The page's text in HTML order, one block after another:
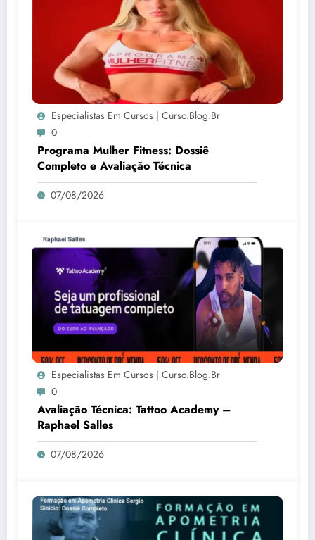
Especialistas Em Cursos | Curso.blog.br
0
Programa Mulher Fitness: Dossiê
Completo e Avaliação Técnica
07/08/2026
Especialistas Em Cursos | Curso.blog.br
0
Avaliação Técnica: Tattoo Academy –
Raphael Salles
07/08/2026